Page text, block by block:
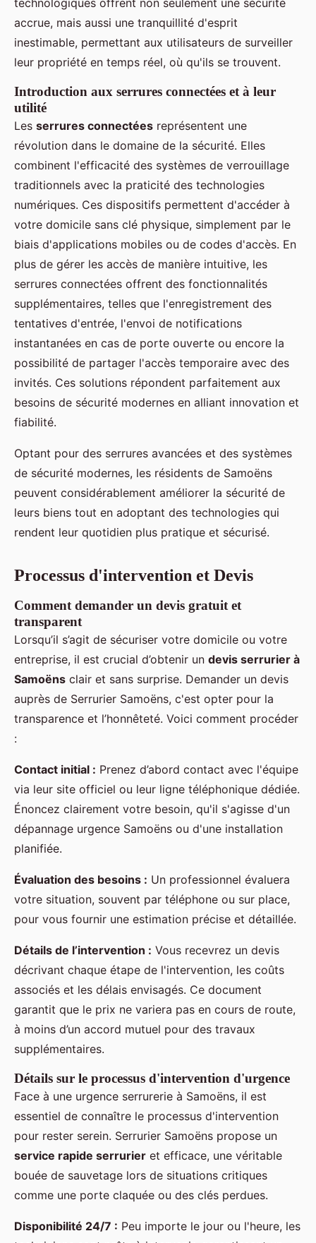
technologiques offrent non seulement une sécurité
accrue, mais aussi une tranquillité d'esprit
inestimable, permettant aux utilisateurs de surveiller
leur propriété en temps réel, où qu'ils se trouvent.
Introduction aux serrures connectées et à leur
utilité
Les serrures connectées représentent une
révolution dans le domaine de la sécurité. Elles
combinent l'efficacité des systèmes de verrouillage
traditionnels avec la praticité des technologies
numériques. Ces dispositifs permettent d'accéder à
votre domicile sans clé physique, simplement par le
biais d'applications mobiles ou de codes d'accès. En
plus de gérer les accès de manière intuitive, les
serrures connectées offrent des fonctionnalités
supplémentaires, telles que l'enregistrement des
tentatives d'entrée, l'envoi de notifications
instantanées en cas de porte ouverte ou encore la
possibilité de partager l'accès temporaire avec des
invités. Ces solutions répondent parfaitement aux
besoins de sécurité modernes en alliant innovation et
fiabilité.
Optant pour des serrures avancées et des systèmes
de sécurité modernes, les résidents de Samoëns
peuvent considérablement améliorer la sécurité de
leurs biens tout en adoptant des technologies qui
rendent leur quotidien plus pratique et sécurisé.
Processus d'intervention et Devis
Comment demander un devis gratuit et
transparent
Lorsqu’il s’agit de sécuriser votre domicile ou votre
entreprise, il est crucial d’obtenir un devis serrurier à
Samoëns clair et sans surprise. Demander un devis
auprès de Serrurier Samoëns, c'est opter pour la
transparence et l’honnêteté. Voici comment procéder
:
Contact initial : Prenez d’abord contact avec l'équipe
via leur site officiel ou leur ligne téléphonique dédiée.
Énoncez clairement votre besoin, qu'il s'agisse d'un
dépannage urgence Samoëns ou d'une installation
planifiée.
Évaluation des besoins : Un professionnel évaluera
votre situation, souvent par téléphone ou sur place,
pour vous fournir une estimation précise et détaillée.
Détails de l’intervention : Vous recevrez un devis
décrivant chaque étape de l'intervention, les coûts
associés et les délais envisagés. Ce document
garantit que le prix ne variera pas en cours de route,
à moins d’un accord mutuel pour des travaux
supplémentaires.
Détails sur le processus d'intervention d'urgence
Face à une urgence serrurerie à Samoëns, il est
essentiel de connaître le processus d'intervention
pour rester serein. Serrurier Samoëns propose un
service rapide serrurier et efficace, une véritable
bouée de sauvetage lors de situations critiques
comme une porte claquée ou des clés perdues.
Disponibilité 24/7 : Peu importe le jour ou l'heure, les